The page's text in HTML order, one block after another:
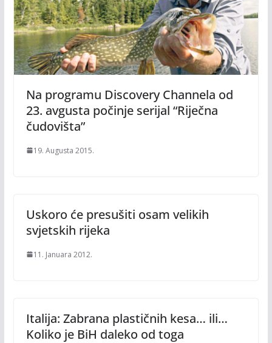
Na programu Discovery Channela od
23. avgusta počinje serijal “Riječna
čudovišta”
19. Augusta 2015.
Uskoro će presušiti osam velikih
svjetskih rijeka
11. Januara 2012.
Italija: Zabrana plastičnih kesa… ili…
Koliko je BiH daleko od toga